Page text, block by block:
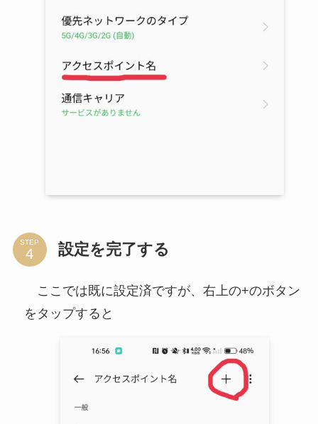
STEP 設定を完了する
ここでは既に設定済ですが、右上の+のボタン
をタップすると